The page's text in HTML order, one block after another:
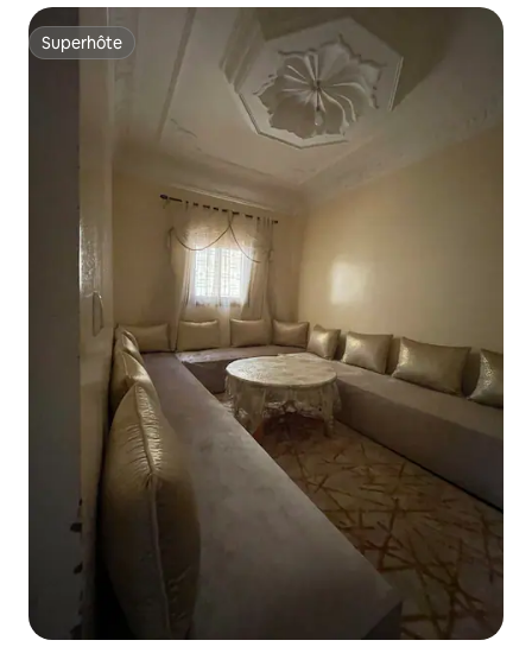
Superhôte
Superhôte